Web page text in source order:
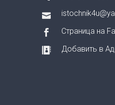
Страница на
Добавить в